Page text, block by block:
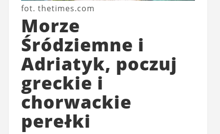
fot. thetimes.com
Morze
Śródziemne i
Adriatyk, poczuj
greckie i
chorwackie
perełki